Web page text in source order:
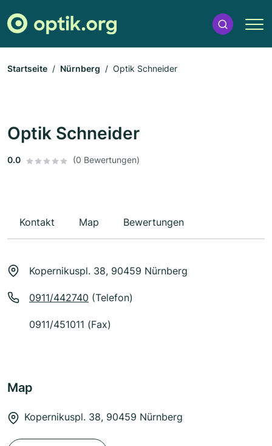
Startseite Nürnberg Optik Schneider
Optik Schneider
0.0 (0 Bewertungen)
Kontakt Map Bewertungen
Kopernikuspl. 38, 90459 Nürnberg
0911/442740 (Telefon)
0911/451011 (Fax)
Map
Kopernikuspl. 38, 90459 Nürnberg